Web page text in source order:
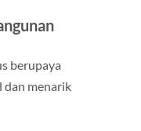
berupaya
dan menarik